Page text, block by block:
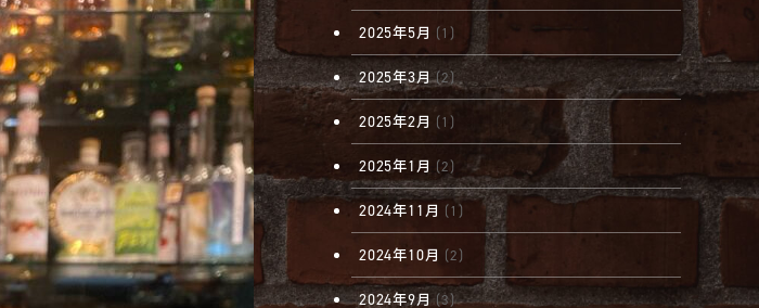
2025年5月 (1)
2025年3月(2)
2025年2月 (1)
2025年1月 (2)
2024年11月 (1)
2024年10月 (2)
2024年9月(3)